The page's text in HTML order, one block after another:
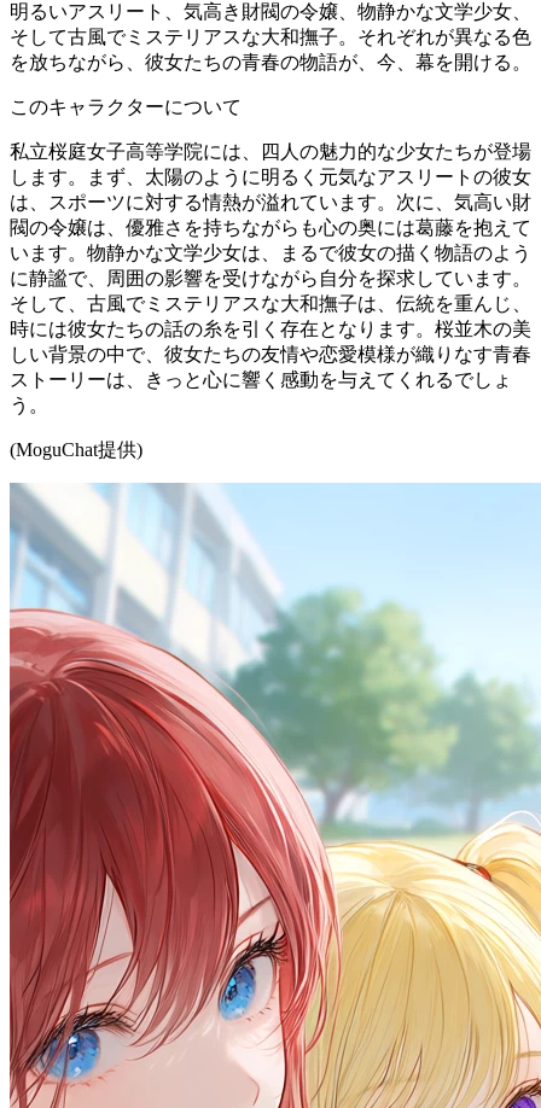
明るいアスリート、気高き財閥の令嬢、物静かな文学少女、
そして古風でミステリアスな大和撫子。それぞれが異なる色
を放ちながら、彼女たちの青春の物語が、今、幕を開ける。
このキャラクターについて
私立桜庭女子高等学院には、四人の魅力的な少女たちが登場
します。まず、太陽のように明るく元気なアスリートの彼女
は、スポーツに対する情熱が溢れています。次に、気高い財
閥の令嬢は、優雅さを持ちながらも心の奥には葛藤を抱えて
います。物静かな文学少女は、まるで彼女の描く物語のよう
に静謐で、周囲の影響を受けながら自分を探求しています。
そして、古風でミステリアスな大和撫子は、伝統を重んじ、
時には彼女たちの話の糸を引く存在となります。桜並木の美
しい背景の中で、彼女たちの友情や恋愛模様が織りなす青春
ストーリーは、きっと心に響く感動を与えてくれるでしょ
う。
(MoguChat提供)